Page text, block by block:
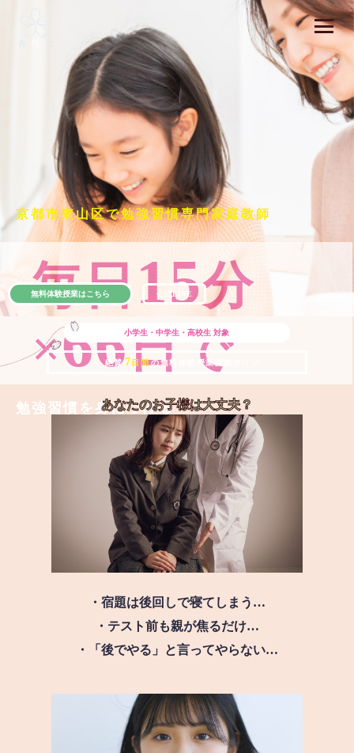
京都市東山区で勉強習慣専門家庭教師
毎日15分
×66日で
勉強習慣を身につける
小学生・中学生・高校生 対象
＼ 絶賛 7 日間の無料体験授業実施中!! ／
無料体験授業はこちら 公式LINE
あなたのお子様は大丈夫？
・宿題は後回しで寝てしまう…
・テスト前も親が焦るだけ…
・「後でやる」と言ってやらない…